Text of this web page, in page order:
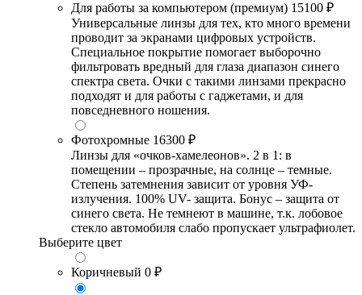
Для работы за компьютером (премиум) 15100 ₽
Универсальные линзы для тех, кто много времени
проводит за экранами цифровых устройств.
Специальное покрытие помогает выборочно
фильтровать вредный для глаза диапазон синего
спектра света. Очки с такими линзами прекрасно
подходят и для работы с гаджетами, и для
повседневного ношения.
Фотохромные 16300 ₽
Линзы для «очков-хамелеонов». 2 в 1: в
помещении – прозрачные, на солнце – темные.
Степень затемнения зависит от уровня УФ-
излучения. 100% UV- защита. Бонус – защита от
синего света. Не темнеют в машине, т.к. лобовое
стекло автомобиля слабо пропускает ультрафиолет.
Выберите цвет
Коричневый 0 ₽